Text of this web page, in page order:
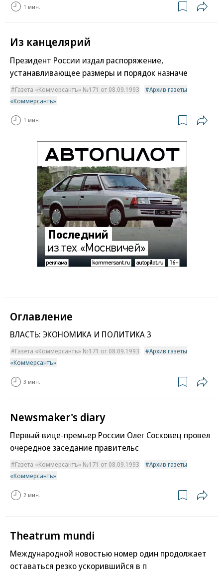
1 мин.
Из канцелярий
Президент России издал распоряжение,
устанавливающее размеры и порядок назначе
Газета «Коммерсантъ» №171 от 08.09.1993
Архив газеты
«Коммерсантъ»
1 мин.
Оглавление
ВЛАСТЬ: ЭКОНОМИКА И ПОЛИТИКА 3
Газета «Коммерсантъ» №171 от 08.09.1993
Архив газеты
«Коммерсантъ»
3 мин.
Newsmaker's diary
Первый вице-премьер России Олег Сосковец провел
очередное заседание правительс
Газета «Коммерсантъ» №171 от 08.09.1993
Архив газеты
«Коммерсантъ»
2 мин.
Theatrum mundi
Международной новостью номер один продолжает
оставаться резко ускорившийся в п